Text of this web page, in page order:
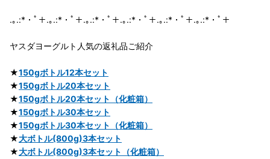
.｡.:*・ﾟ＋.｡.:*・ﾟ＋.｡.:*・ﾟ＋.｡.:*・ﾟ＋.｡.:*・ﾟ＋.｡.:*・ﾟ＋
ヤスダヨーグルト人気の返礼品ご紹介
★150gボトル12本セット
★150gボトル20本セット
★150gボトル20本セット（化粧箱）
★150gボトル30本セット
★150gボトル30本セット（化粧箱）
★大ボトル(800g)3本セット
★大ボトル(800g)3本セット（化粧箱）